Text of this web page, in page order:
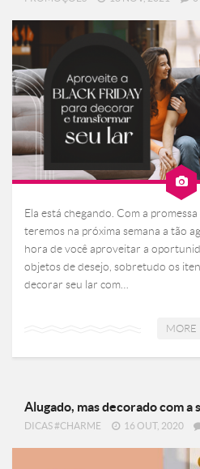
Contato
Ela está chegando. Com a
teremos na próxima semana a tão
hora de você aproveitar a
objetos de desejo, sobretudo os
decorar seu lar com…
MORE
Alugado, mas decorado com a
DICAS #CHARME 16 OUT, 2020